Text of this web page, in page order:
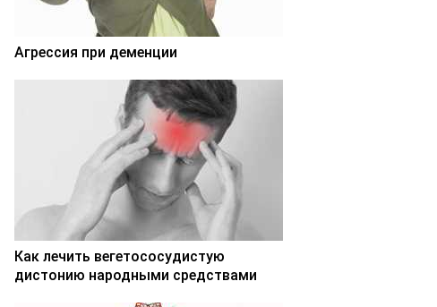
Агрессия при деменции
Как лечить вегетососудистую
дистонию народными средствами